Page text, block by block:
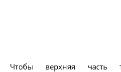
Чтобы верхняя часть